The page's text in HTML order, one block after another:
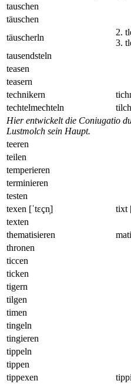
tauschen
täuschen
täuscherln
2.
3.
tausendsteln
teasen
teasern
technikern
techtelmechteln
Hier entwickelt die Coniugatio
Lustmolch sein Haupt.
teeren
teilen
temperieren
terminieren
testen
texen [ˈtɛçn̩]
tixt
texten
thematisieren
thronen
ticcen
ticken
tigern
tilgen
timen
tingeln
tingieren
tippeln
tippen
tippexen